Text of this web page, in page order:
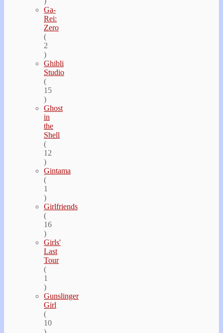
Ga-
Rei:
Zero
(
2
)
Ghibli
Studio
(
15
)
Ghost
in
the
Shell
(
12
)
Gintama
(
1
)
Girlfriends
(
16
)
Girls'
Last
Tour
(
1
)
Gunslinger
Girl
(
10